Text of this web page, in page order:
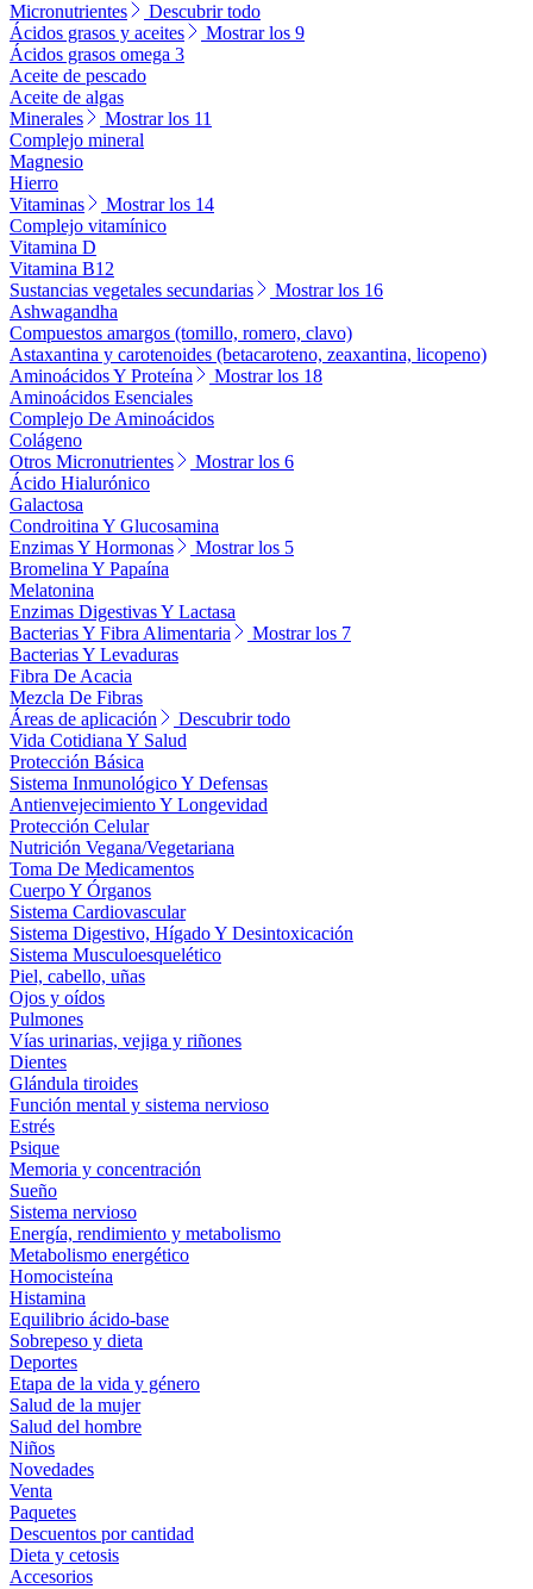
Micronutrientes
Descubrir todo
Ácidos grasos y aceites
Mostrar los 9
Ácidos grasos omega 3
Aceite de pescado
Aceite de algas
Minerales
Mostrar los 11
Complejo mineral
Magnesio
Hierro
Vitaminas
Mostrar los 14
Complejo vitamínico
Vitamina D
Vitamina B12
Sustancias vegetales secundarias
Mostrar los 16
Ashwagandha
Compuestos amargos (tomillo, romero, clavo)
Astaxantina y carotenoides (betacaroteno, zeaxantina, licopeno)
Aminoácidos Y Proteína
Mostrar los 18
Aminoácidos Esenciales
Complejo De Aminoácidos
Colágeno
Otros Micronutrientes
Mostrar los 6
Ácido Hialurónico
Galactosa
Condroitina Y Glucosamina
Enzimas Y Hormonas
Mostrar los 5
Bromelina Y Papaína
Melatonina
Enzimas Digestivas Y Lactasa
Bacterias Y Fibra Alimentaria
Mostrar los 7
Bacterias Y Levaduras
Fibra De Acacia
Mezcla De Fibras
Áreas de aplicación
Descubrir todo
Vida Cotidiana Y Salud
Protección Básica
Sistema Inmunológico Y Defensas
Antienvejecimiento Y Longevidad
Protección Celular
Nutrición Vegana/Vegetariana
Toma De Medicamentos
Cuerpo Y Órganos
Sistema Cardiovascular
Sistema Digestivo, Hígado Y Desintoxicación
Sistema Musculoesquelético
Piel, cabello, uñas
Ojos y oídos
Pulmones
Vías urinarias, vejiga y riñones
Dientes
Glándula tiroides
Función mental y sistema nervioso
Estrés
Psique
Memoria y concentración
Sueño
Sistema nervioso
Energía, rendimiento y metabolismo
Metabolismo energético
Homocisteína
Histamina
Equilibrio ácido-base
Sobrepeso y dieta
Deportes
Etapa de la vida y género
Salud de la mujer
Salud del hombre
Niños
Novedades
Venta
Paquetes
Descuentos por cantidad
Dieta y cetosis
Accesorios